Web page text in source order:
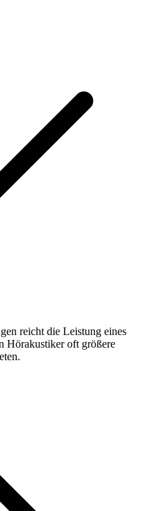
reicht die Leistung eines
Hörakustiker oft größere